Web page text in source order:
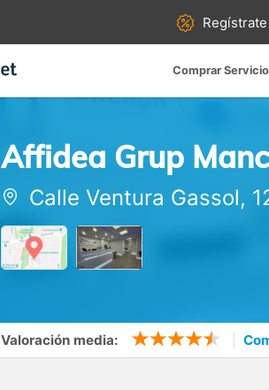
Comprar
Affidea Grup
Calle Ventura Gassol,
Valoración media: